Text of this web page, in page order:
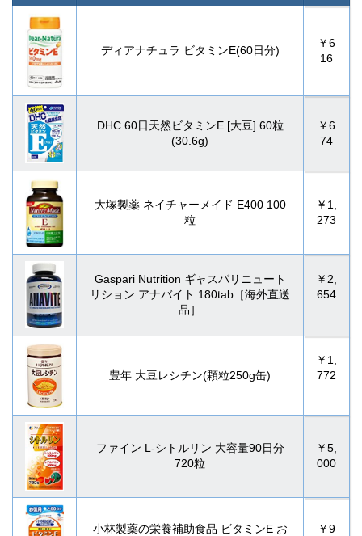
ディアナチュラ ビタミンE(60日分)
￥6
16
DHC 60日天然ビタミンE [大豆] 60粒
(30.6g)
￥6
74
大塚製薬 ネイチャーメイド E400 100
粒
￥1,
273
Gaspari Nutrition ギャスパリニュート
リション アナバイト 180tab［海外直送
品］
￥2,
654
豊年 大豆レシチン(顆粒250g缶)
￥1,
772
ファイン L-シトルリン 大容量90日分
720粒
￥5,
000
小林製薬の栄養補助食品 ビタミンE お
￥9